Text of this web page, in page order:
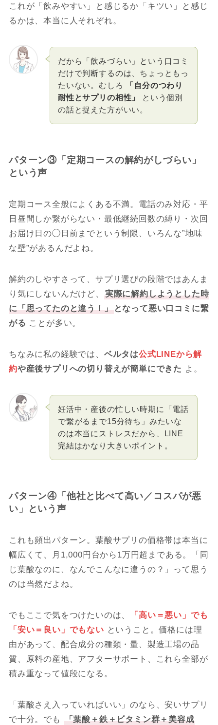
これが「飲みやすい」と感じるか「キツい」と感じ
るかは、本当に人それぞれ。
だから「飲みづらい」という口コミ
だけで判断するのは、ちょっともっ
たいない。むしろ
「自分のつわり
耐性とサプリの相性」
という個別
の話と捉えた方がいい。
パターン③「定期コースの解約がしづらい」
という声
定期コース全般によくある不満。電話のみ対応・平
日昼間しか繋がらない・最低継続回数の縛り・次回
お届け日の◯日前までという制限、いろんな”地味
な壁”があるんだよね。
解約のしやすさって、サプリ選びの段階ではあんま
り気にしないんだけど、
実際に解約しようとした時
に「思ってたのと違う！」となって悪い口コミに繋
がる ことが多い。
ちなみに私の経験では、 ベルタは公式LINEから解
約や産後サプリへの切り替えが簡単にできた よ。
妊活中・産後の忙しい時期に「電話
で繋がるまで15分待ち」みたいな
のは本当にストレスだから、LINE
完結はかなり大きいポイント。
パターン④「他社と比べて高い／コスパが悪
い」という声
これも頻出パターン。葉酸サプリの価格帯は本当に
幅広くて、月1,000円台から1万円超まである。「同
じ葉酸なのに、なんでこんなに違うの？」って思う
のは当然だよね。
でもここで気をつけたいのは、
「高い＝悪い」でも
「安い＝良い」でもない ということ。価格には理
由があって、配合成分の種類・量、製造工場の品
質、原料の産地、アフターサポート、これら全部が
積み重なって値段になる。
「葉酸さえ入っていればいい」のなら、安いサプリ
で十分。でも 「葉酸＋鉄＋ビタミン群＋美容成